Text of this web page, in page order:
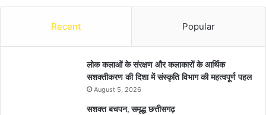
Recent Popular
लोक कलाओं के संरक्षण और कलाकारों के आर्थिक
सशक्तीकरण की दिशा में संस्कृति विभाग की महत्वपूर्ण पहल
August 5, 2026
सशक्त बचपन, समृद्ध छत्तीसगढ़